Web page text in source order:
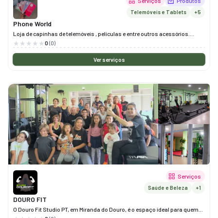
Telemóveis e Tablets +5
Phone World
Loja de capinhas de telemóveis , películas e entre outros acessórios.
Fazemos reparo!
0 (0)
Ver serviços
Serviços
Saúde e Beleza +1
DOURO FIT
O Douro Fit Studio PT, em Miranda do Douro, é o espaço ideal para quem